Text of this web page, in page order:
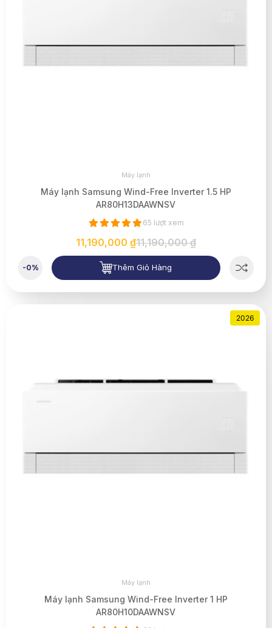
Máy lạnh
Máy lạnh Samsung Wind-Free Inverter 1.5 HP
AR80H13DAAWNSV
65 lượt xem
11,190,000 ₫11,190,000 ₫
-0% Thêm Giỏ Hàng
2026
Máy lạnh
Máy lạnh Samsung Wind-Free Inverter 1 HP
AR80H10DAAWNSV